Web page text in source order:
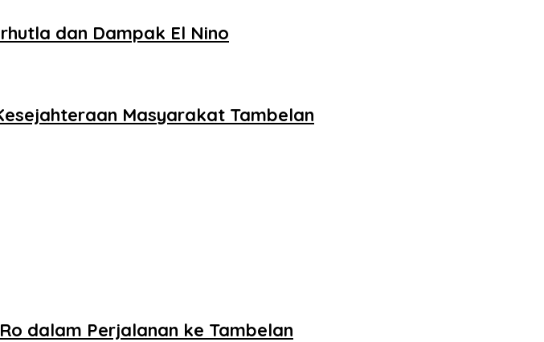
dan Dampak El Nino
Masyarakat Tambelan
dalam Perjalanan ke Tambelan